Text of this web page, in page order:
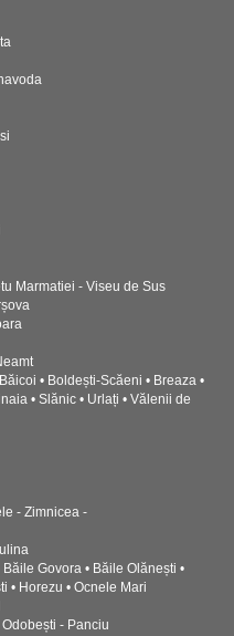
Marmatiei - Viseu de Sus
• Boldești-Scăeni • Breaza •
• Slănic • Urlați • Vălenii de
- Zimnicea -
Govora • Băile Olănești •
• Horezu • Ocnele Mari
- Panciu